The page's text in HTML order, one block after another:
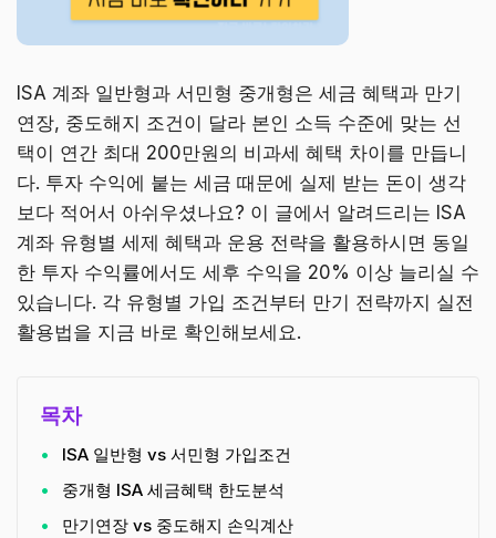
ISA 계좌 일반형과 서민형 중개형은 세금 혜택과 만기
연장, 중도해지 조건이 달라 본인 소득 수준에 맞는 선
택이 연간 최대 200만원의 비과세 혜택 차이를 만듭니
다. 투자 수익에 붙는 세금 때문에 실제 받는 돈이 생각
보다 적어서 아쉬우셨나요? 이 글에서 알려드리는 ISA
계좌 유형별 세제 혜택과 운용 전략을 활용하시면 동일
한 투자 수익률에서도 세후 수익을 20% 이상 늘리실 수
있습니다. 각 유형별 가입 조건부터 만기 전략까지 실전
활용법을 지금 바로 확인해보세요.
목차
ISA 일반형 vs 서민형 가입조건
중개형 ISA 세금혜택 한도분석
만기연장 vs 중도해지 손익계산